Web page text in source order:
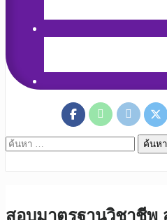
ค้นหา
สอบมาตรฐานวิชาชีพ